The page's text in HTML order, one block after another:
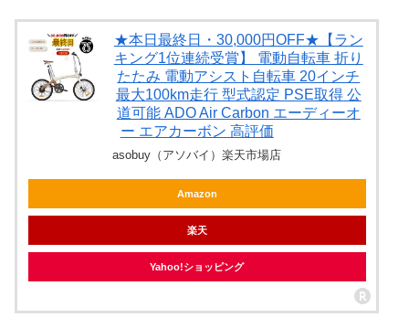
★本日最終日・30,000円OFF★【ラン
キング1位連続受賞】 電動自転車 折り
たたみ 電動アシスト自転車 20インチ
最大100km走行 型式認定 PSE取得 公
道可能 ADO Air Carbon エーディーオ
ー エアカーボン 高評価
asobuy（アソバイ）楽天市場店
Amazon
楽天
Yahoo!ショッピング